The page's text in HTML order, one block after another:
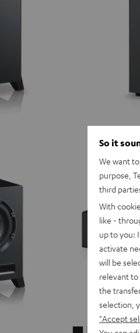
So it
We want
purpose,
third
With
like -
up to you:
activate
will be
relevant to
the
selection,
"Accept